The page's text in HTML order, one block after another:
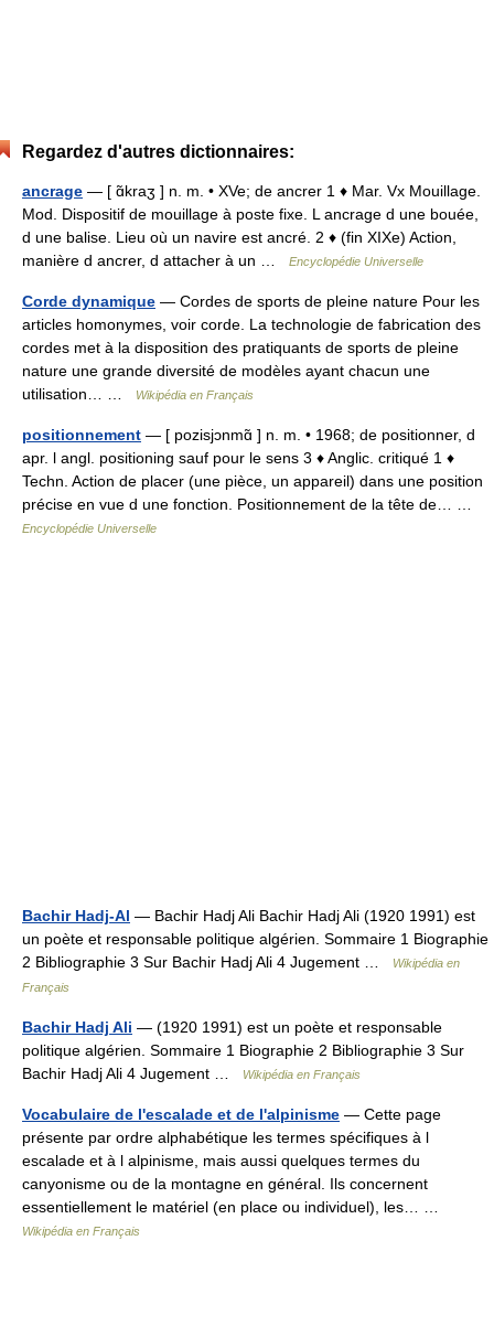
Regardez d'autres dictionnaires:
ancrage — [ ɑ̃kraʒ ] n. m. • XVe; de ancrer 1 ♦ Mar. Vx Mouillage.
Mod. Dispositif de mouillage à poste fixe. L ancrage d une bouée,
d une balise. Lieu où un navire est ancré. 2 ♦ (fin XIXe) Action,
manière d ancrer, d attacher à un …
Encyclopédie Universelle
Corde dynamique — Cordes de sports de pleine nature Pour les
articles homonymes, voir corde. La technologie de fabrication des
cordes met à la disposition des pratiquants de sports de pleine
nature une grande diversité de modèles ayant chacun une
utilisation… …
Wikipédia en Français
positionnement — [ pozisjɔnmɑ̃ ] n. m. • 1968; de positionner, d
apr. l angl. positioning sauf pour le sens 3 ♦ Anglic. critiqué 1 ♦
Techn. Action de placer (une pièce, un appareil) dans une position
précise en vue d une fonction. Positionnement de la tête de… …
Encyclopédie Universelle
Bachir Hadj-Al — Bachir Hadj Ali Bachir Hadj Ali (1920 1991) est
un poète et responsable politique algérien. Sommaire 1 Biographie
2 Bibliographie 3 Sur Bachir Hadj Ali 4 Jugement …
Wikipédia en
Français
Bachir Hadj Ali — (1920 1991) est un poète et responsable
politique algérien. Sommaire 1 Biographie 2 Bibliographie 3 Sur
Bachir Hadj Ali 4 Jugement …
Wikipédia en Français
Vocabulaire de l'escalade et de l'alpinisme — Cette page
présente par ordre alphabétique les termes spécifiques à l
escalade et à l alpinisme, mais aussi quelques termes du
canyonisme ou de la montagne en général. Ils concernent
essentiellement le matériel (en place ou individuel), les… …
Wikipédia en Français